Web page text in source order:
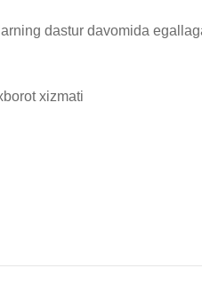
dastur davomida
xizmati